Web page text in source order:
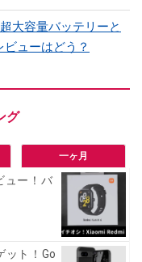
大容量バッテリーと
ューはどう？
一ヶ月
ュー！バ
ット！Go